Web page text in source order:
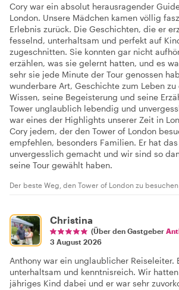
Cory war ein absolut herausragender
London. Unsere Mädchen kamen völlig
Erlebnis zurück. Die Geschichten, die er
fesselnd, unterhaltsam und perfekt auf
zugeschnitten. Sie konnten gar nicht
erzählen, was sie gelernt hatten, und es
sehr sie jede Minute der Tour genossen
wunderbare Art, Geschichte zum Leben zu
Wissen, seine Begeisterung und seine
Tower unglaublich lebendig und
war eines der Highlights unserer Zeit in
Cory jedem, der den Tower of London
empfehlen, besonders Familien. Er hat
unvergesslich gemacht und wir sind so
seine Tour gewählt haben.
Der beste Weg, den Tower of London zu besuchen
Christina
(Über den Gastgeber
3 August 2026
Anthony war ein unglaublicher Reiseleiter.
unterhaltsam und kenntnisreich. Wir
jähriges Kind dabei und er war sehr